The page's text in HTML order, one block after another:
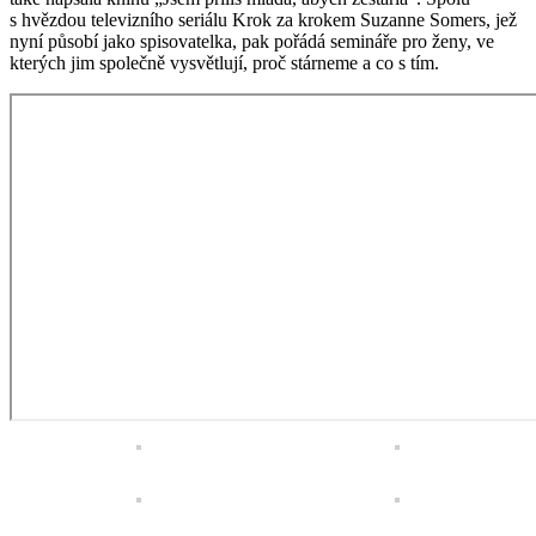
s hvězdou televizního seriálu Krok za krokem Suzanne Somers, jež
nyní působí jako spisovatelka, pak pořádá semináře pro ženy, ve
kterých jim společně vysvětlují, proč stárneme a co s tím.